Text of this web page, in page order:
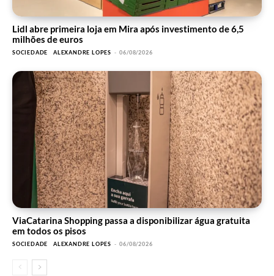
Lidl abre primeira loja em Mira após investimento de 6,5
milhões de euros
SOCIEDADE ALEXANDRE LOPES - 06/08/2026
ViaCatarina Shopping passa a disponibilizar água gratuita
em todos os pisos
SOCIEDADE ALEXANDRE LOPES - 06/08/2026